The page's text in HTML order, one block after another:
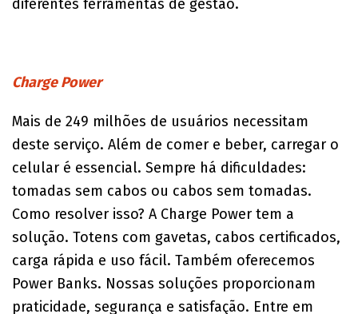
diferentes ferramentas de gestão.
Charge Power
Mais de 249 milhões de usuários necessitam
deste serviço. Além de comer e beber, carregar o
celular é essencial. Sempre há dificuldades:
tomadas sem cabos ou cabos sem tomadas.
Como resolver isso? A Charge Power tem a
solução. Totens com gavetas, cabos certificados,
carga rápida e uso fácil. Também oferecemos
Power Banks. Nossas soluções proporcionam
praticidade, segurança e satisfação. Entre em